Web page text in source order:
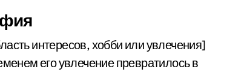
интересов, хобби или увлечения]
его увлечение превратилось в